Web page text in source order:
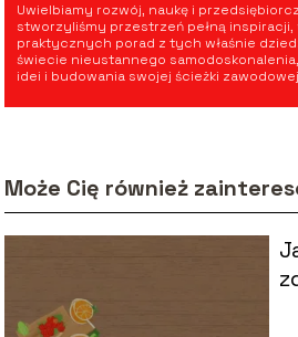
Uwielbiamy rozwój, naukę i
stworzyliśmy przestrzeń pełną inspiracji,
praktycznych porad z tych właśnie
świecie nieustannego
idei i budowania swojej ścieżki
Może Cię również